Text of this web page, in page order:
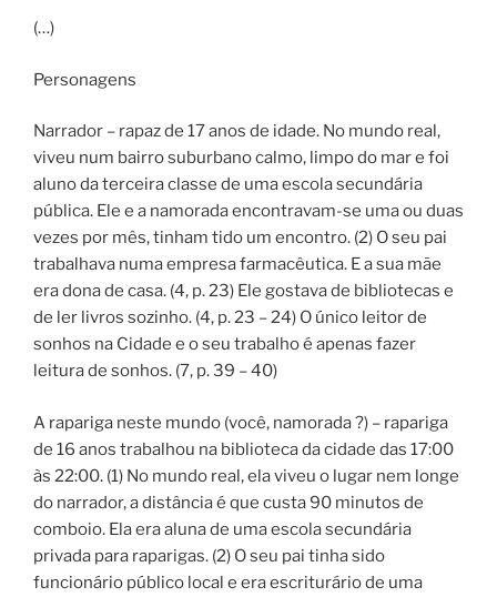
(…)
Personagens
Narrador – rapaz de 17 anos de idade. No mundo real,
viveu num bairro suburbano calmo, limpo do mar e foi
aluno da terceira classe de uma escola secundária
pública. Ele e a namorada encontravam-se uma ou duas
vezes por mês, tinham tido um encontro. (2) O seu pai
trabalhava numa empresa farmacêutica. E a sua mãe
era dona de casa. (4, p. 23) Ele gostava de bibliotecas e
de ler livros sozinho. (4, p. 23 – 24) O único leitor de
sonhos na Cidade e o seu trabalho é apenas fazer
leitura de sonhos. (7, p. 39 – 40)
A rapariga neste mundo (você, namorada ?) – rapariga
de 16 anos trabalhou na biblioteca da cidade das 17:00
às 22:00. (1) No mundo real, ela viveu o lugar nem longe
do narrador, a distância é que custa 90 minutos de
comboio. Ela era aluna de uma escola secundária
privada para raparigas. (2) O seu pai tinha sido
funcionário público local e era escriturário de uma